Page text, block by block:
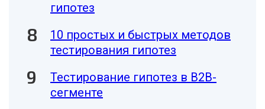
гипотез
10 простых и быстрых методов
тестирования гипотез
Тестирование гипотез в В2В-
сегменте